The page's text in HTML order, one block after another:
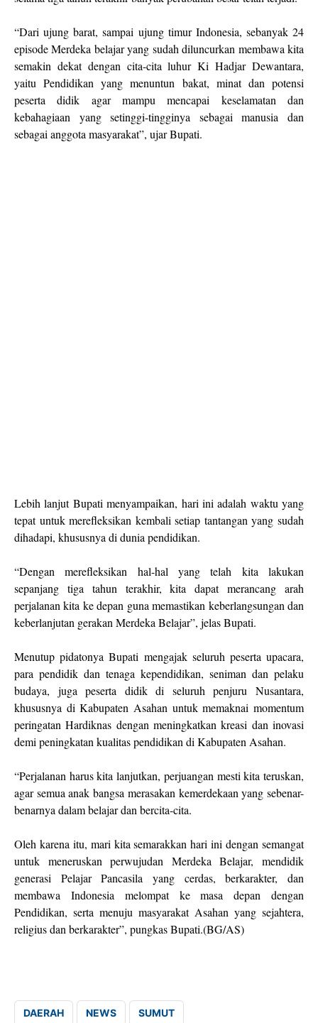
“Dari ujung barat, sampai ujung timur Indonesia, sebanyak 24
episode Merdeka belajar yang sudah diluncurkan membawa kita
semakin dekat dengan cita-cita luhur Ki Hadjar Dewantara,
yaitu Pendidikan yang menuntun bakat, minat dan potensi
peserta didik agar mampu mencapai keselamatan dan
kebahagiaan yang setinggi-tingginya sebagai manusia dan
sebagai anggota masyarakat”, ujar Bupati.
Lebih lanjut Bupati menyampaikan, hari ini adalah waktu yang
tepat untuk merefleksikan kembali setiap tantangan yang sudah
dihadapi, khususnya di dunia pendidikan.
“Dengan merefleksikan hal-hal yang telah kita lakukan
sepanjang tiga tahun terakhir, kita dapat merancang arah
perjalanan kita ke depan guna memastikan keberlangsungan dan
keberlanjutan gerakan Merdeka Belajar”, jelas Bupati.
Menutup pidatonya Bupati mengajak seluruh peserta upacara,
para pendidik dan tenaga kependidikan, seniman dan pelaku
budaya, juga peserta didik di seluruh penjuru Nusantara,
khususnya di Kabupaten Asahan untuk memaknai momentum
peringatan Hardiknas dengan meningkatkan kreasi dan inovasi
demi peningkatan kualitas pendidikan di Kabupaten Asahan.
“Perjalanan harus kita lanjutkan, perjuangan mesti kita teruskan,
agar semua anak bangsa merasakan kemerdekaan yang sebenar-
benarnya dalam belajar dan bercita-cita.
Oleh karena itu, mari kita semarakkan hari ini dengan semangat
untuk meneruskan perwujudan Merdeka Belajar, mendidik
generasi Pelajar Pancasila yang cerdas, berkarakter, dan
membawa Indonesia melompat ke masa depan dengan
Pendidikan, serta menuju masyarakat Asahan yang sejahtera,
religius dan berkarakter”, pungkas Bupati.(BG/AS)
DAERAH NEWS SUMUT